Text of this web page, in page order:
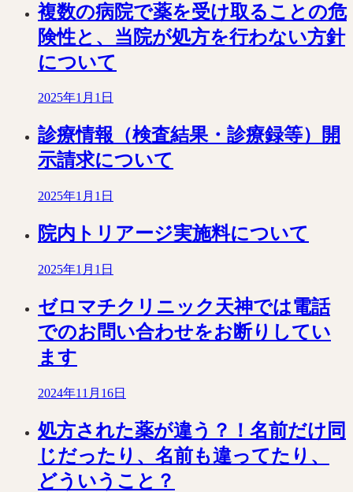
複数の病院で薬を受け取ることの危
険性と、当院が処方を行わない方針
について
2025年1月1日
診療情報（検査結果・診療録等）開
示請求について
2025年1月1日
院内トリアージ実施料について
2025年1月1日
ゼロマチクリニック天神では電話
でのお問い合わせをお断りしてい
ます
2024年11月16日
処方された薬が違う？！名前だけ同
じだったり、名前も違ってたり、
どういうこと？